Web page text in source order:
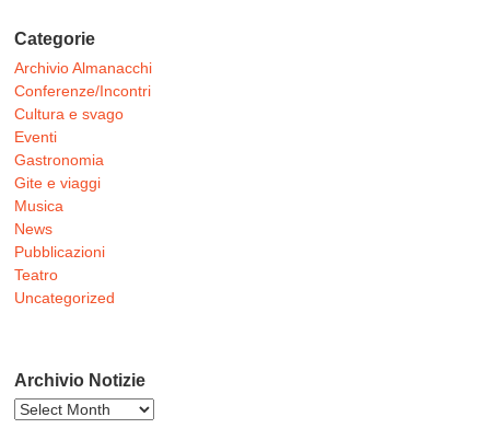
Categorie
Archivio Almanacchi
Conferenze/Incontri
Cultura e svago
Eventi
Gastronomia
Gite e viaggi
Musica
News
Pubblicazioni
Teatro
Uncategorized
Archivio Notizie
Archivio